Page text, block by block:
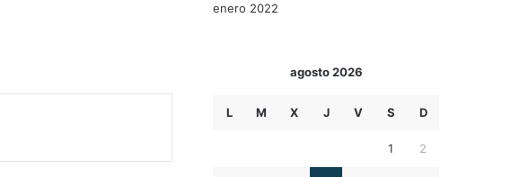
enero 2022
agosto 2026
L M X J V S D
1 2